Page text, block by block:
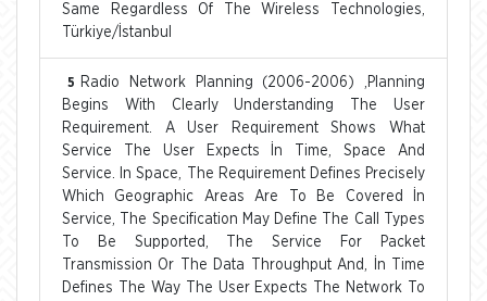
Same Regardless Of The Wireless Technologies,
Türkiye/İstanbul
5
Radio Network Planning (2006-2006) ,Planning
Begins With Clearly Understanding The User
Requirement. A User Requirement Shows What
Service The User Expects İn Time, Space And
Service. In Space, The Requirement Defines Precisely
Which Geographic Areas Are To Be Covered İn
Service, The Specification May Define The Call Types
To Be Supported, The Service For Packet
Transmission Or The Data Throughput And, İn Time
Defines The Way The User Expects The Network To